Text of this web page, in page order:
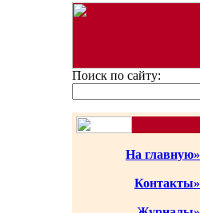
Поиск по сайту:
На главную»
Контакты»